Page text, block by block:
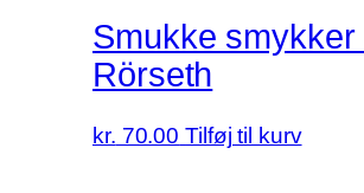
Smukke smykker
Rörseth
kr. 70.00 Tilføj til kurv